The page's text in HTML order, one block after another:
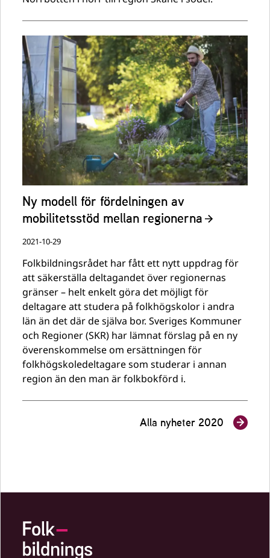
Ny modell för fördelningen av
mobilitetsstöd mellan regionerna
2021-10-29
Folkbildningsrådet har fått ett nytt uppdrag för
att säkerställa deltagandet över regionernas
gränser – helt enkelt göra det möjligt för
deltagare att studera på folkhögskolor i andra
län än det där de själva bor. Sveriges Kommuner
och Regioner (SKR) har lämnat förslag på en ny
överenskommelse om ersättningen för
folkhögskoledeltagare som studerar i annan
region än den man är folkbokförd i.
Alla nyheter 2020